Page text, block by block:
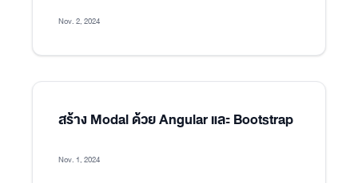
Nov. 2, 2024
สร้าง Modal ด้วย Angular และ Bootstrap
Nov. 1, 2024